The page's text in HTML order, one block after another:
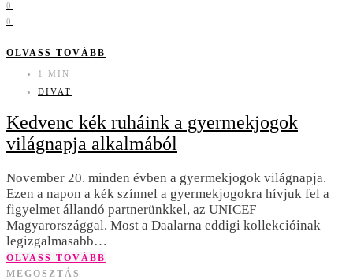
0
0
OLVASS TOVÁBB
1 MIN
DIVAT
Kedvenc kék ruháink a gyermekjogok
világnapja alkalmából
November 20. minden évben a gyermekjogok világnapja.
Ezen a napon a kék színnel a gyermekjogokra hívjuk fel a
figyelmet állandó partnerünkkel, az UNICEF
Magyarországgal. Most a Daalarna eddigi kollekcióinak
legizgalmasabb…
OLVASS TOVÁBB
MEGOSZTÁS